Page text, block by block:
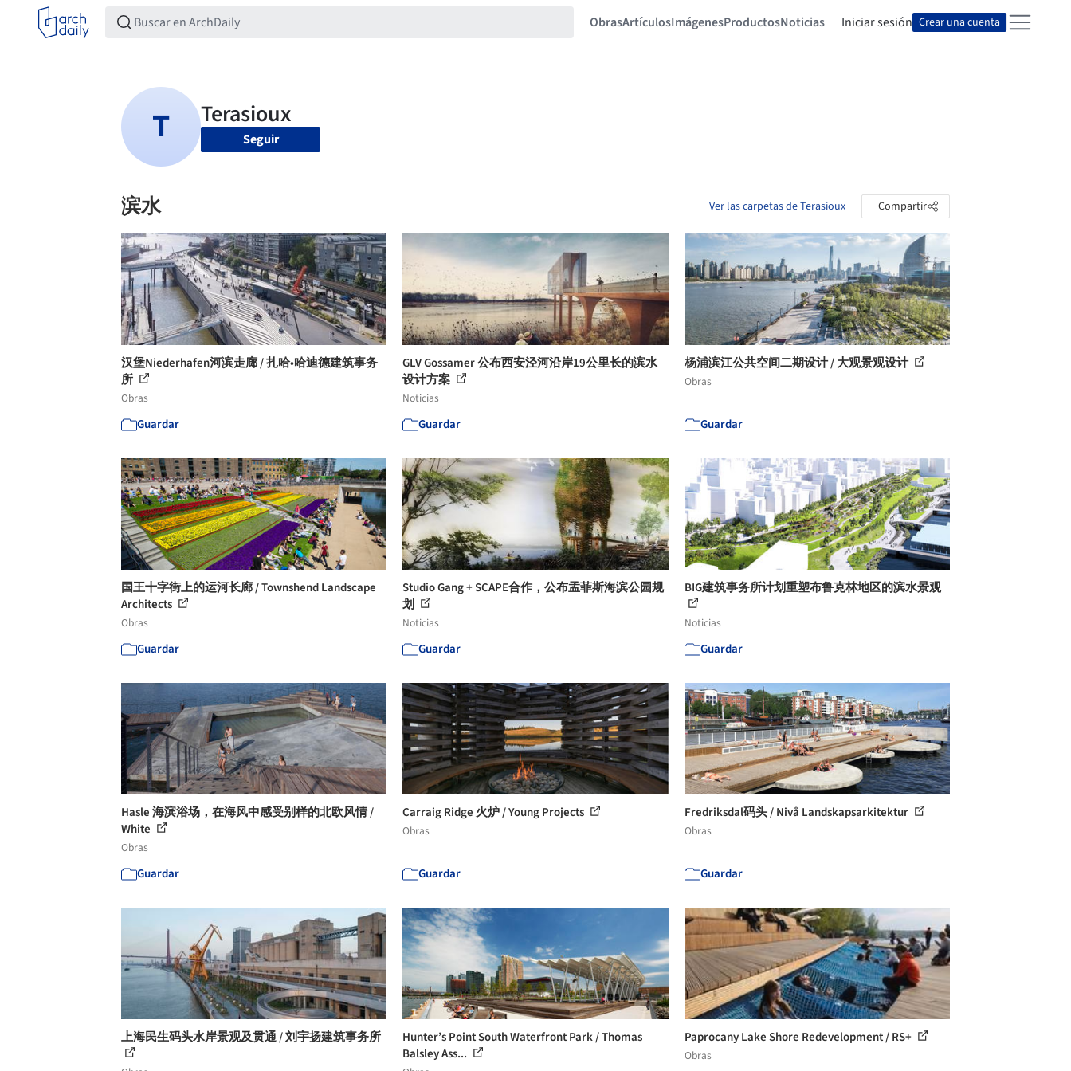
ObrasArtículosImágenesProductosNoticias Iniciar sesión Crear una cuenta
Seguir
滨水 Ver las carpetas de Terasioux Compartir
汉堡Niederhafen河滨走廊 / 扎哈•哈迪德建筑事务
所
Obras
Guardar
GLV Gossamer 公布西安泾河沿岸19公里长的滨水
设计方案
Noticias
Guardar
杨浦滨江公共空间二期设计 / 大观景观设计
Obras
Guardar
国王十字街上的运河长廊 / Townshend Landscape
Architects
Obras
Guardar
Studio Gang + SCAPE合作，公布孟菲斯海滨公园规
划
Noticias
Guardar
BIG建筑事务所计划重塑布鲁克林地区的滨水景观
Noticias
Guardar
Hasle 海滨浴场，在海风中感受别样的北欧风情 /
White
Obras
Guardar
Carraig Ridge 火炉 / Young Projects
Obras
Guardar
Fredriksdal码头 / Nivå Landskapsarkitektur
Obras
Guardar
上海民生码头水岸景观及贯通 / 刘宇扬建筑事务所
Hunter’s Point South Waterfront Park / Thomas
Balsley Ass...
Paprocany Lake Shore Redevelopment / RS+
Obras